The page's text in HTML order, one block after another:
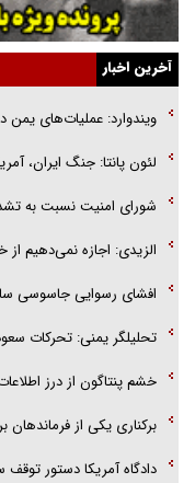
یهودی‌ها در ادبیات داستانی
گفت‌وگو با خواهر یکی از
اهل خدمت بی‌منت بود
آخرین اخبار
ویندوارد: عملیات‌های
لئون پانتا: جنگ ایران،
شورای امنیت نسبت به
الزیدی: اجازه نمی‌دهیم
افشای رسوایی جاسوسی
تحلیلگر یمنی: تحرکات
خشم پنتاگون از درز
برکناری یکی از
دادگاه آمریکا دستور توقف ساخت سالن ۴۰۰ میلیون